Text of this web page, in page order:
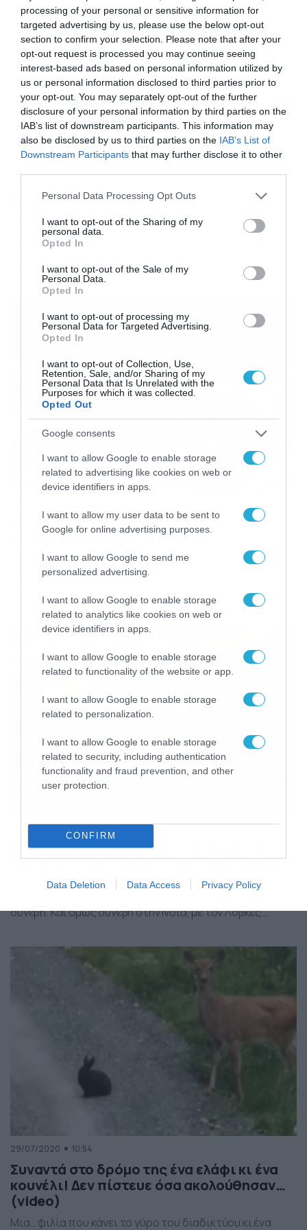
processing of your personal or sensitive information for
targeted advertising by us, please use the below opt-out
section to confirm your selection. Please note that after your
opt-out request is processed you may continue seeing
interest-based ads based on personal information utilized by
us or personal information disclosed to third parties prior to
your opt-out. You may separately opt-out of the further
disclosure of your personal information by third parties on the
IAB’s list of downstream participants. This information may
also be disclosed by us to third parties on the IAB’s List of
Downstream Participants that may further disclose it to other
Please note that this website/app uses one or more Google
not limited to your visit or usage behaviour. You may click to
grant or deny consent to Google and its third-party tags to
use your data for below specified purposes in below Google
consent section.
Personal Data Processing Opt Outs
I want to opt-out of the Sharing of my
personal data.
Opted In
I want to opt-out of the Sale of my
Personal Data.
Opted In
I want to opt-out of processing my
Personal Data for Targeted Advertising.
Opted In
I want to opt-out of Collection, Use,
Retention, Sale, and/or Sharing of my
Personal Data that Is Unrelated with the
Purposes for which it was collected.
Opted Out
Google consents
I want to allow Google to enable storage
related to advertising like cookies on web or
device identifiers in apps.
I want to allow my user data to be sent to
Google for online advertising purposes.
I want to allow Google to send me
personalized advertising.
I want to allow Google to enable storage
related to analytics like cookies on web or
device identifiers in apps.
I want to allow Google to enable storage
related to functionality of the website or app.
I want to allow Google to enable storage
related to personalization.
I want to allow Google to enable storage
related to security, including authentication
functionality and fraud prevention, and other
user protection.
CONFIRM
Data Deletion Data Access Privacy Policy
Επική μάχη – Δύο κροταλίες παλεύουν για
ένα θηλυκό (video)
Η μάχη που έδωσαν τα δύο ερπετά. Μάρτυρας σ’ έναν
τρομερό… καυγά δύο κροταλίων έγινε ένας άνδρας, την
ώρα που είχε βγει για πεζοπορία σε ορεινό μονοπάτι
έξω από την πόλη. Μάλιστα, μόλις αντιλήφθηκε την
δραστηριότητα των δύο φιδιών, άρχισε να την γράφει
λόφους του βόρειου Κολοράντο […]
Κροκόδειλοι άρπαξαν αντιλόπη –
Ανατρεπτική η εξέλιξη (video)
Έδωσε μάχη για να ξεφύγει η αντιλόπη. Μπροστά σ’ ένα
τρομερό θέαμα βρέθηκε ένας άνδρας, καθώς αντίκρισε
μία αντιλόπη να δίνει μάχη για την ζωή της, την στιγμή
που προσπαθεί να περάσει μία λίμνη, όπου μέσα ήταν
πολλοί κροκόδειλοι. Μάλιστα, δύο από αυτούς
κατάφεραν να την… αρπάξουν. Το περιστατικό έλαβε
02/08/2020 10:21
Απίστευτο: Κοιμόταν με μία κόμπρα στο
παντελόνι του – Δείτε τι συνέβη (video)
Δεν το είχε πάρει καν χαμπάρι! Είναι από τα
συνέβη. Και όμως συνέβη στην Ινδία, με τον Λόβκες
καθώς είδε πως είχε τρυπώσει μία κόμπρα μέσα και για
29/07/2020 10:54
Συναντά στο δρόμο της ένα ελάφι κι ένα
κουνέλι! Δεν πίστευε όσα ακολούθησαν…
(video)
Μια… φιλία που κάνει το γύρο του διαδικτύου κι ένα